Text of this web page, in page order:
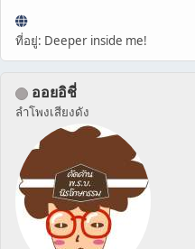
ที่อยู่: Deeper inside me!
ออยอิชี่
ลำโพงเสียงดัง